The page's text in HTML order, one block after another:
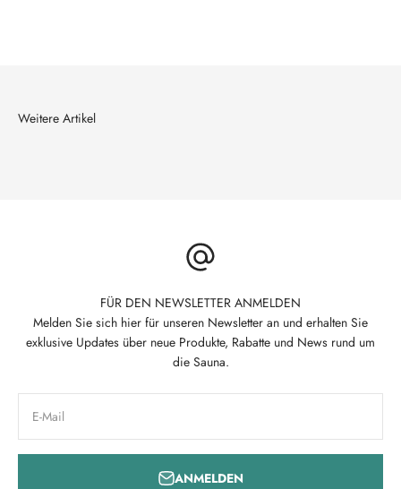
FÜR DEN NEWSLETTER ANMELDEN
Melden Sie sich hier für unseren Newsletter an und erhalten Sie
exklusive Updates über neue Produkte, Rabatte und News rund um
die Sauna.
E-Mail
ANMELDEN